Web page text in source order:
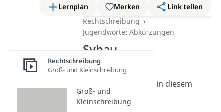
Lernplan Merken
Link teilen
Rechtschreibung
Jugendworte: Abkürzungen
Sybau
Wichtige Inhalte in diesem
Video
Rechtschreibung
Groß- und Kleinschreibung
Groß- und
Kleinschreibung